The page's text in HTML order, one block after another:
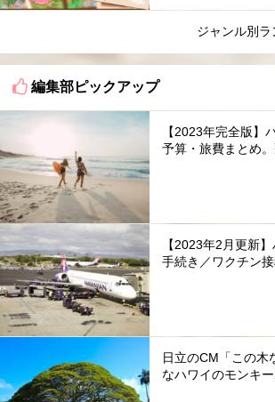
ジャンル別ラ
編集部ピックアップ
【2023年完全版】
予算・旅費まとめ。
【2023年2月更新
手続き／ワクチン接
日立のCM「この木
なハワイのモンキ